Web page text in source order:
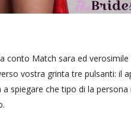
conto Match sara ed
vostra grinta tre pulsanti: il
spiegare che tipo di la